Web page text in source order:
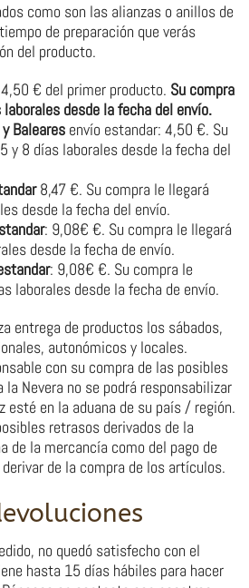
como son las alianzas o anillos de
de preparación que verás
del producto.
€ del primer producto. Su compra
desde la fecha del envío.
Baleares envío estandar: 4,50 €. Su
y 8 días laborales desde la fecha del
8,47 €. Su compra le llegará
desde la fecha del envío.
: 9,08€ €. Su compra le llegará
desde la fecha de envío.
: 9,08€ €. Su compra le
laborales desde la fecha de envío.
entrega de productos los sábados,
autonómicos y locales.
con su compra de las posibles
Nevera no se podrá responsabilizar
esté en la aduana de su país / región.
retrasos derivados de la
de la mercancía como del pago de
de la compra de los artículos.
no quedó satisfecho con el
hasta 15 días hábiles para hacer